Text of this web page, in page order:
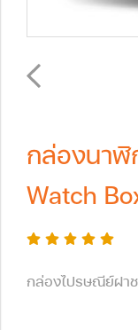
กล่องนาฬิ
Watch
กล่องไปรษณีย์ฝา